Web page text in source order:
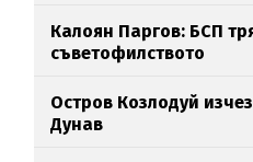
Калоян Паргов: БСП
съветофилството
Остров Козлодуй
Дунав